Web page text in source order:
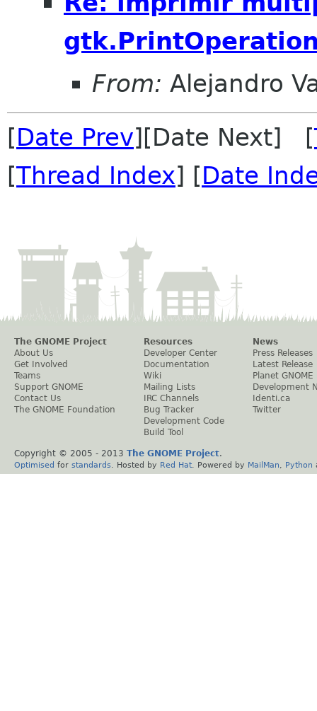
From: Alejandro
[Date Prev][Date Next] [
[Thread Index] [Date
The GNOME Project
About Us
Get Involved
Teams
Support GNOME
Contact Us
The GNOME Foundation
Resources
Developer Center
Documentation
Wiki
Mailing Lists
IRC Channels
Bug Tracker
Development Code
Build Tool
News
Press Releases
Latest Release
Planet GNOME
Development
Identi.ca
Twitter
Copyright © 2005 - 2013 The GNOME Project.
Optimised for standards . Hosted by Red Hat . Powered by MailMan Python